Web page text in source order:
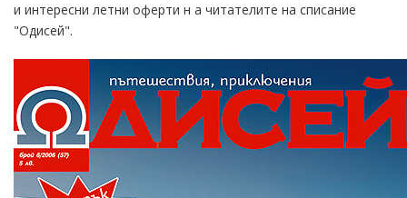
и интересни летни оферти н а читателите на списание
"Одисей".